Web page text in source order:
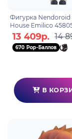
Фигурка Nendoroid
House Emilico
13 409р. 14
670 Pop-Баллов
В